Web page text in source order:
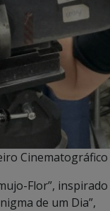
Cinematográfico
Flor”, inspirado
de um Dia”,